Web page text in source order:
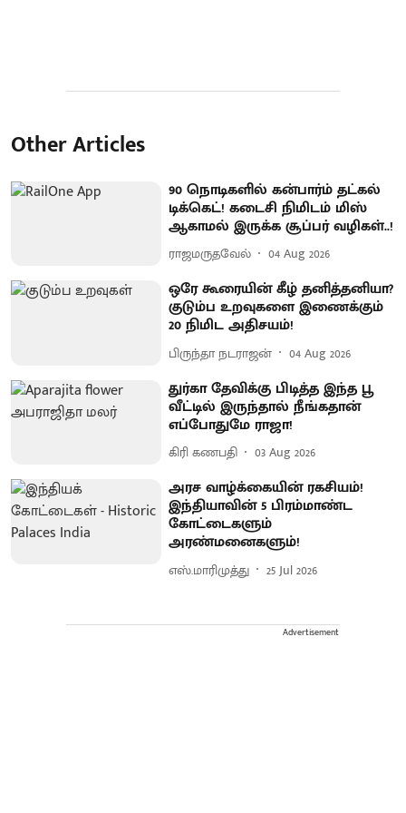
Other Articles
90 நொடிகளில் கன்பார்ம் தட்கல்
டிக்கெட்! கடைசி நிமிடம் மிஸ்
ஆகாமல் இருக்க சூப்பர் வழிகள்..!
ராஜமருதவேல் 04 Aug 2026
ஒரே கூரையின் கீழ் தனித்தனியா?
குடும்ப உறவுகளை இணைக்கும்
20 நிமிட அதிசயம்!
பிருந்தா நடராஜன் 04 Aug 2026
துர்கா தேவிக்கு பிடித்த இந்த பூ
வீட்டில் இருந்தால் நீங்கதான்
எப்போதுமே ராஜா!
கிரி கணபதி 03 Aug 2026
அரச வாழ்க்கையின் ரகசியம்!
இந்தியாவின் 5 பிரம்மாண்ட
கோட்டைகளும்
அரண்மனைகளும்!
எஸ்.மாரிமுத்து 25 Jul 2026
Advertisement